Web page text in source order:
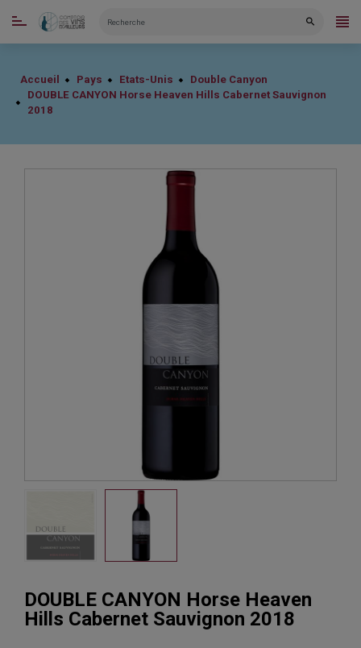
CATÉGORIES
Accueil Pays Etats-Unis
Double Canyon
DOUBLE CANYON Horse Heaven Hills Cabernet Sauvignon
2018
DOUBLE CANYON Horse Heaven
Hills Cabernet Sauvignon 2018